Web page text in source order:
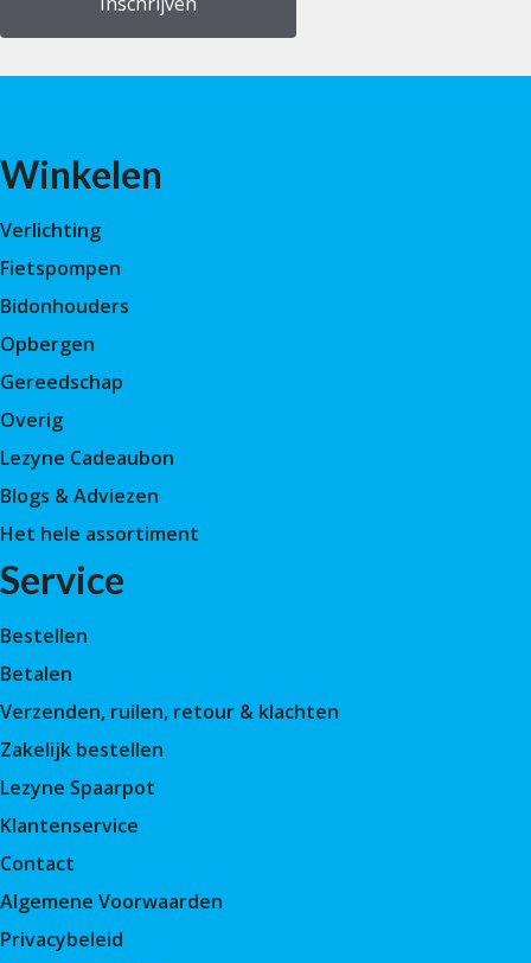
Winkelen
Verlichting
Fietspompen
Bidonhouders
Opbergen
Gereedschap
Overig
Lezyne Cadeaubon
Blogs & Adviezen
Het hele assortiment
Service
Bestellen
Betalen
Verzenden, ruilen, retour & klachten
Zakelijk bestellen
Lezyne Spaarpot
Klantenservice
Contact
Algemene Voorwaarden
Privacybeleid